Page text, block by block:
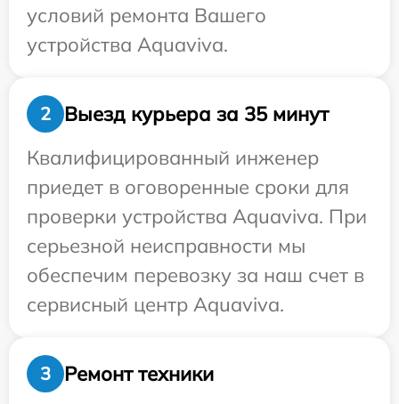
условий ремонта Вашего
устройства Aquaviva.
2
Выезд курьера за 35 минут
Квалифицированный инженер
приедет в оговоренные сроки для
проверки устройства Aquaviva. При
серьезной неисправности мы
обеспечим перевозку за наш счет в
сервисный центр Aquaviva.
3 Ремонт техники